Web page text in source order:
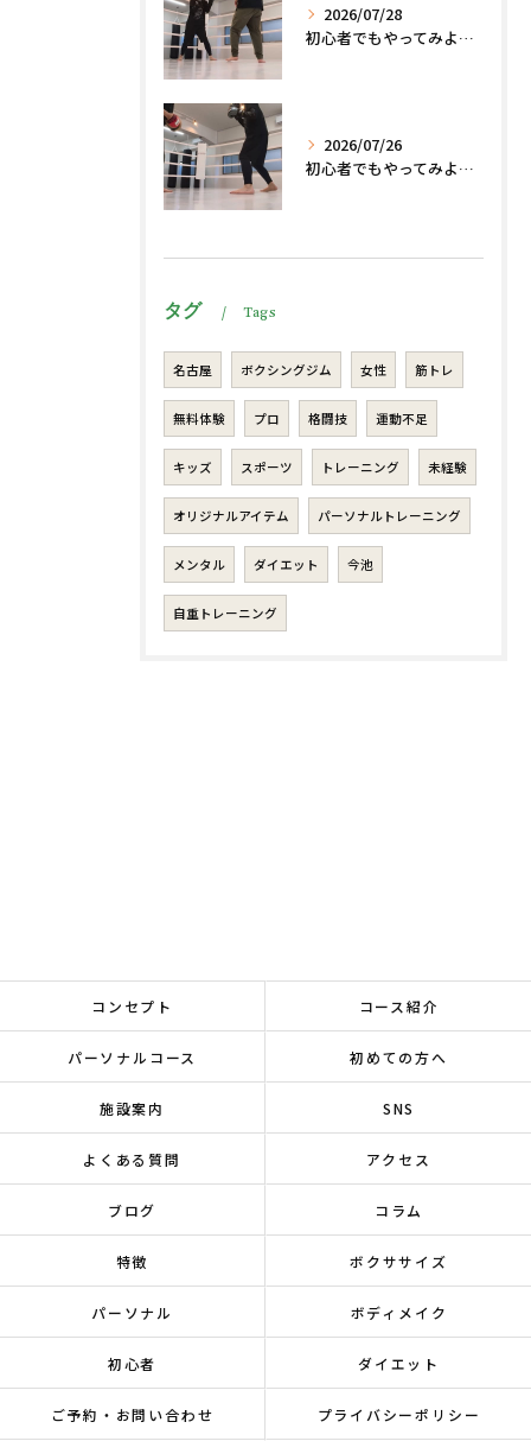
2026/07/28
初心者でもやってみよう、格闘技でダイエット脂肪燃焼🔥
2026/07/26
初心者でもやってみよう、格闘技でダイエット、脂肪燃焼🔥
タグ Tags
名古屋 ボクシングジム 女性 筋トレ
無料体験 プロ 格闘技 運動不足
キッズ スポーツ トレーニング 未経験
オリジナルアイテム パーソナルトレーニング
メンタル ダイエット 今池
自重トレーニング
コンセプト コース紹介
パーソナルコース 初めての方へ
施設案内 SNS
よくある質問 アクセス
ブログ コラム
特徴 ボクササイズ
パーソナル ボディメイク
初心者 ダイエット
ご予約・お問い合わせ プライバシーポリシー